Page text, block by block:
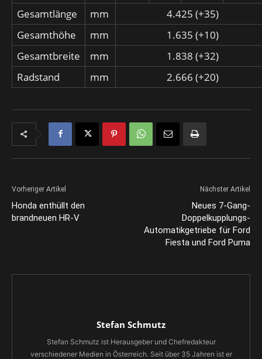
Gesamtlänge mm
4.425 (+35)
Gesamthöhe
mm
1.635 (+10)
Gesamtbreite
mm
1.838 (+32)
Radstand
mm 2.666 (+20)
Vorheriger Artikel
Honda enthüllt den
brandneuen HR-V
Nächster Artikel
Neues 7-Gang-
Doppelkupplungs-
Automatikgetriebe für Ford
Fiesta und Ford Puma
Stefan Schmutz
Stefan Schmutz ist Herausgeber und Chefredakteur
verschiedener Medien in Österreich. Seit über 35 Jahren ist er